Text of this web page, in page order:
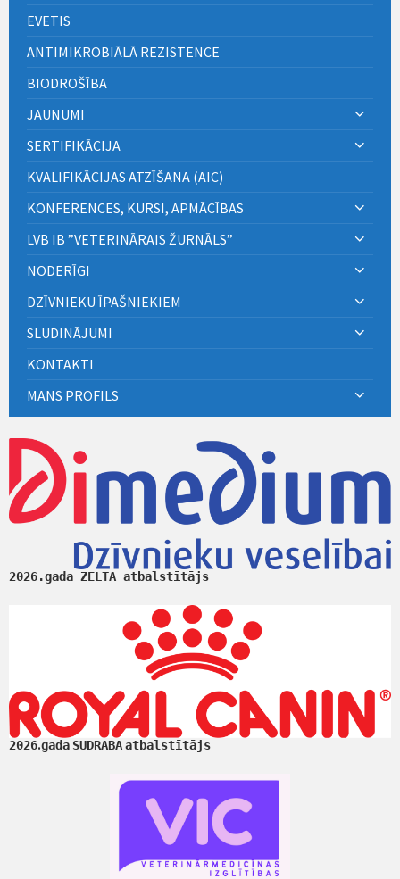
EVETIS
ANTIMIKROBIĀLĀ REZISTENCE
BIODROŠĪBA
JAUNUMI
SERTIFIKĀCIJA
KVALIFIKĀCIJAS ATZĪŠANA (AIC)
KONFERENCES, KURSI, APMĀCĪBAS
LVB IB ”VETERINĀRAIS ŽURNĀLS”
NODERĪGI
DZĪVNIEKU ĪPAŠNIEKIEM
SLUDINĀJUMI
KONTAKTI
MANS PROFILS
2026.gada ZELTA atbalstītājs
2026.gada SUDRABAatbalstītājs